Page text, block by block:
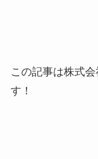
この記事は株式会
す！